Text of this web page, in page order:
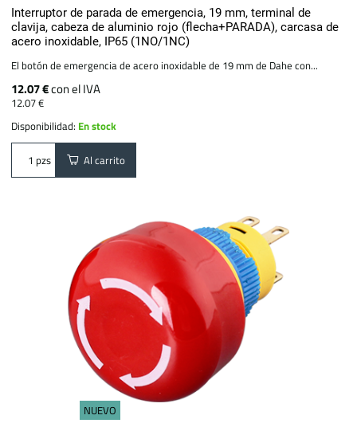
Interruptor de parada de emergencia, 19 mm, terminal de
clavija, cabeza de aluminio rojo (flecha+PARADA), carcasa de
acero inoxidable, IP65 (1NO/1NC)
El botón de emergencia de acero inoxidable de 19 mm de Dahe con...
12.07 €con el IVA
12.07 €
Disponibilidad: En stock
pzs Al carrito
NUEVO